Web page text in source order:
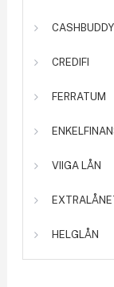
CASHBUDDY
CREDIFI
FERRATUM
VIIGA LÅN
HELGLÅN